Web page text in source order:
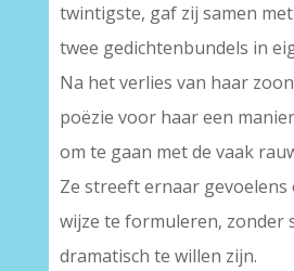
twintigste, gaf zij samen
twee gedichtenbundels in
Na het verlies van haar
poëzie voor haar een
om te gaan met de vaak
Ze streeft ernaar
wijze te formuleren, zonder
dramatisch te willen zijn.